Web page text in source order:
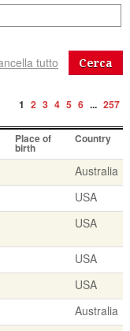
Cerca
1 2 3 4 5 6 ... 257
Place of
birth
Country
Australia
USA
USA
USA
USA
Australia